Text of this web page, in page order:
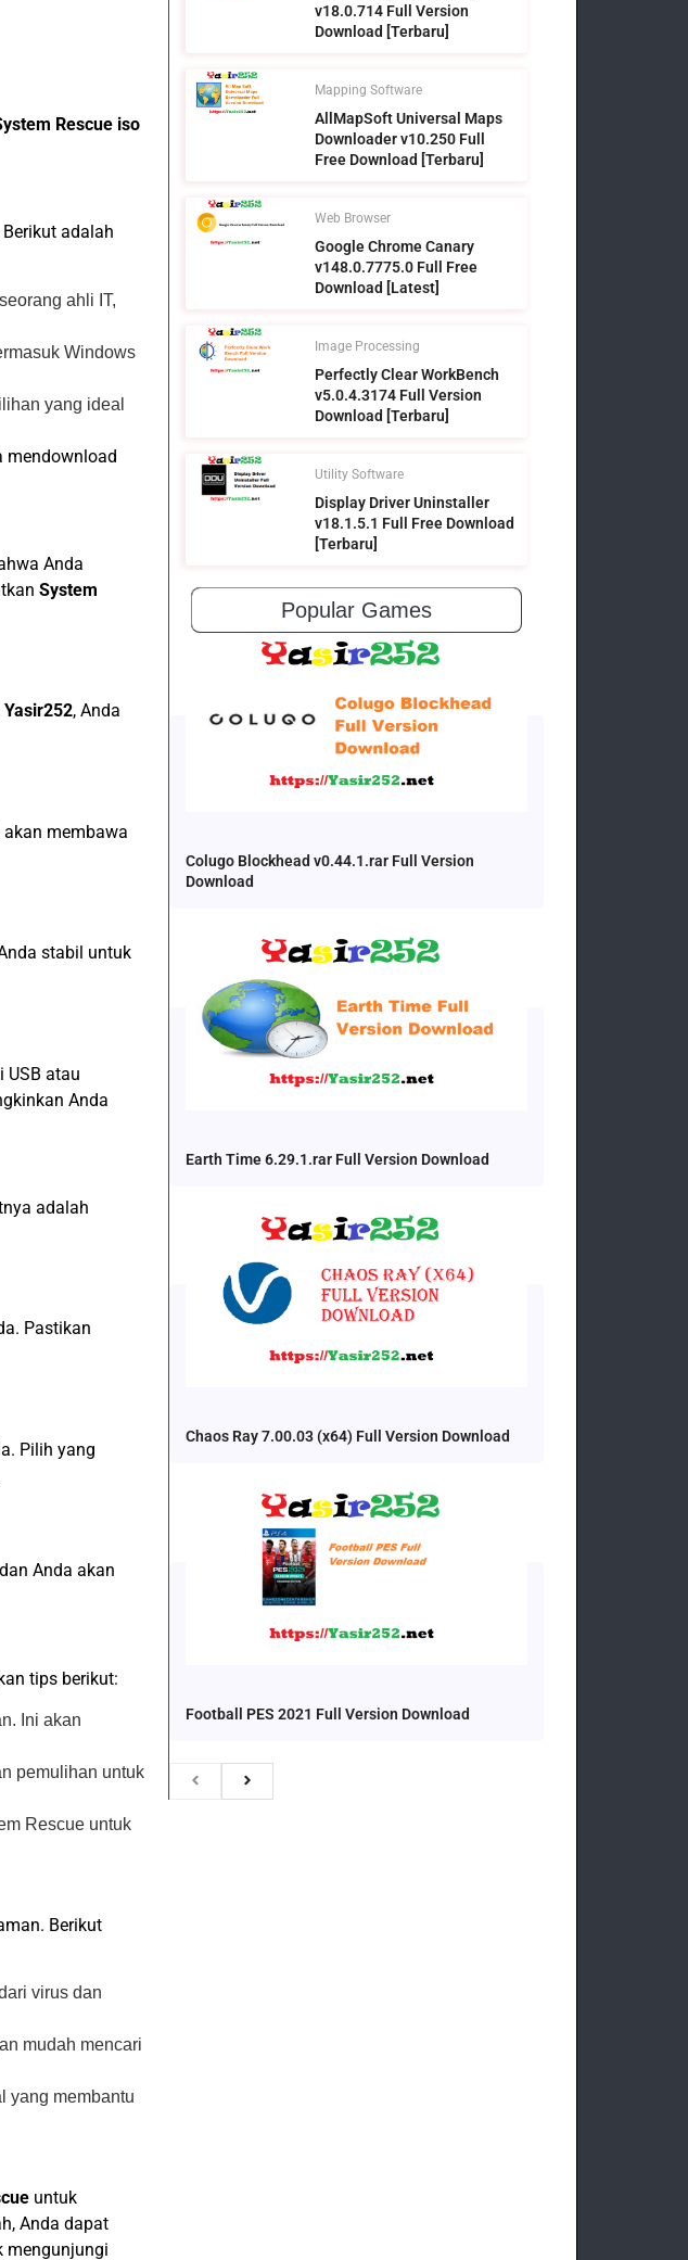
Rescue iso
adalah
ahli IT,
Windows
yang ideal
mendownload
Anda
System
Yasir252, Anda
akan membawa
stabil untuk
USB atau
Anda
adalah
Pastikan
Pilih yang
Anda akan
tips berikut:
Ini akan
pemulihan untuk
Rescue untuk
Berikut
virus dan
mudah mencari
yang membantu
untuk
Anda dapat
mengunjungi
v18.0.714 Full Version
Download [Terbaru]
Mapping Software
AllMapSoft Universal Maps
Downloader v10.250 Full
Free Download [Terbaru]
Web Browser
Google Chrome Canary
v148.0.7775.0 Full Free
Download [Latest]
Image Processing
Perfectly Clear WorkBench
v5.0.4.3174 Full Version
Download [Terbaru]
Utility Software
Display Driver Uninstaller
v18.1.5.1 Full Free Download
[Terbaru]
Popular Games
Colugo Blockhead v0.44.1.rar Full Version
Download
Earth Time 6.29.1.rar Full Version Download
Chaos Ray 7.00.03 (x64) Full Version Download
Football PES 2021 Full Version Download